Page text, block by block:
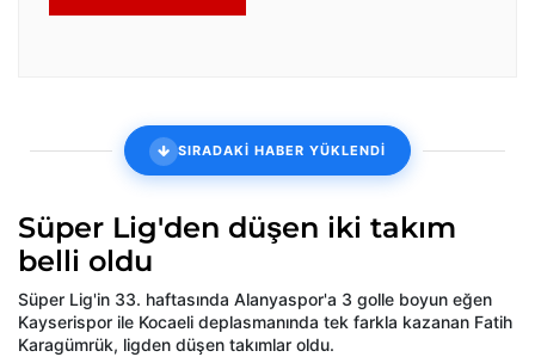
SIRADAKİ HABER YÜKLENDİ
Süper Lig'den düşen iki takım
belli oldu
Süper Lig'in 33. haftasında Alanyaspor'a 3 golle boyun eğen
Kayserispor ile Kocaeli deplasmanında tek farkla kazanan Fatih
Karagümrük, ligden düşen takımlar oldu.